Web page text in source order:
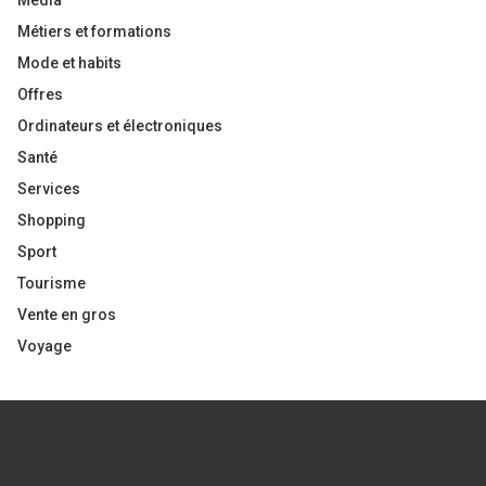
Métiers et formations
Mode et habits
Offres
Ordinateurs et électroniques
Santé
Services
Shopping
Sport
Tourisme
Vente en gros
Voyage